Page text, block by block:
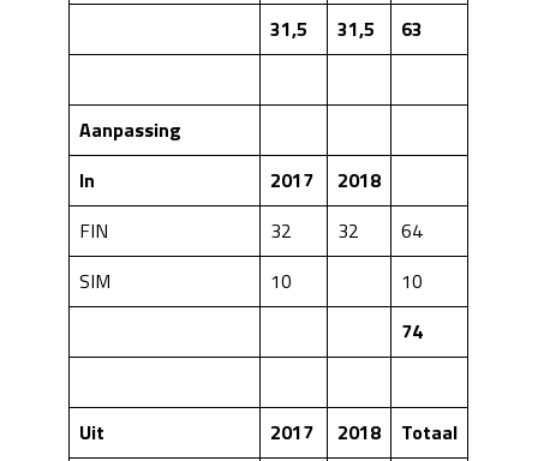
31,5 31,5 63
Aanpassing
In
2017
2018
FIN
32 32
64
SIM
10
10
74
Uit 2017 2018
Totaal